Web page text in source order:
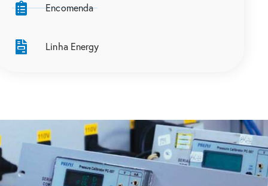
Encomenda
Linha Energy